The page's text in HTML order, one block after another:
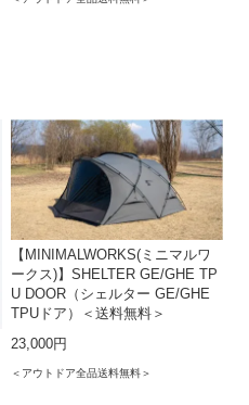
【MINIMALWORKS(ミニマルワ
ークス)】SHELTER GE/GHE TP
U DOOR（シェルター GE/GHE
TPUドア）＜送料無料＞
23,000円
＜アウトドア全品送料無料＞